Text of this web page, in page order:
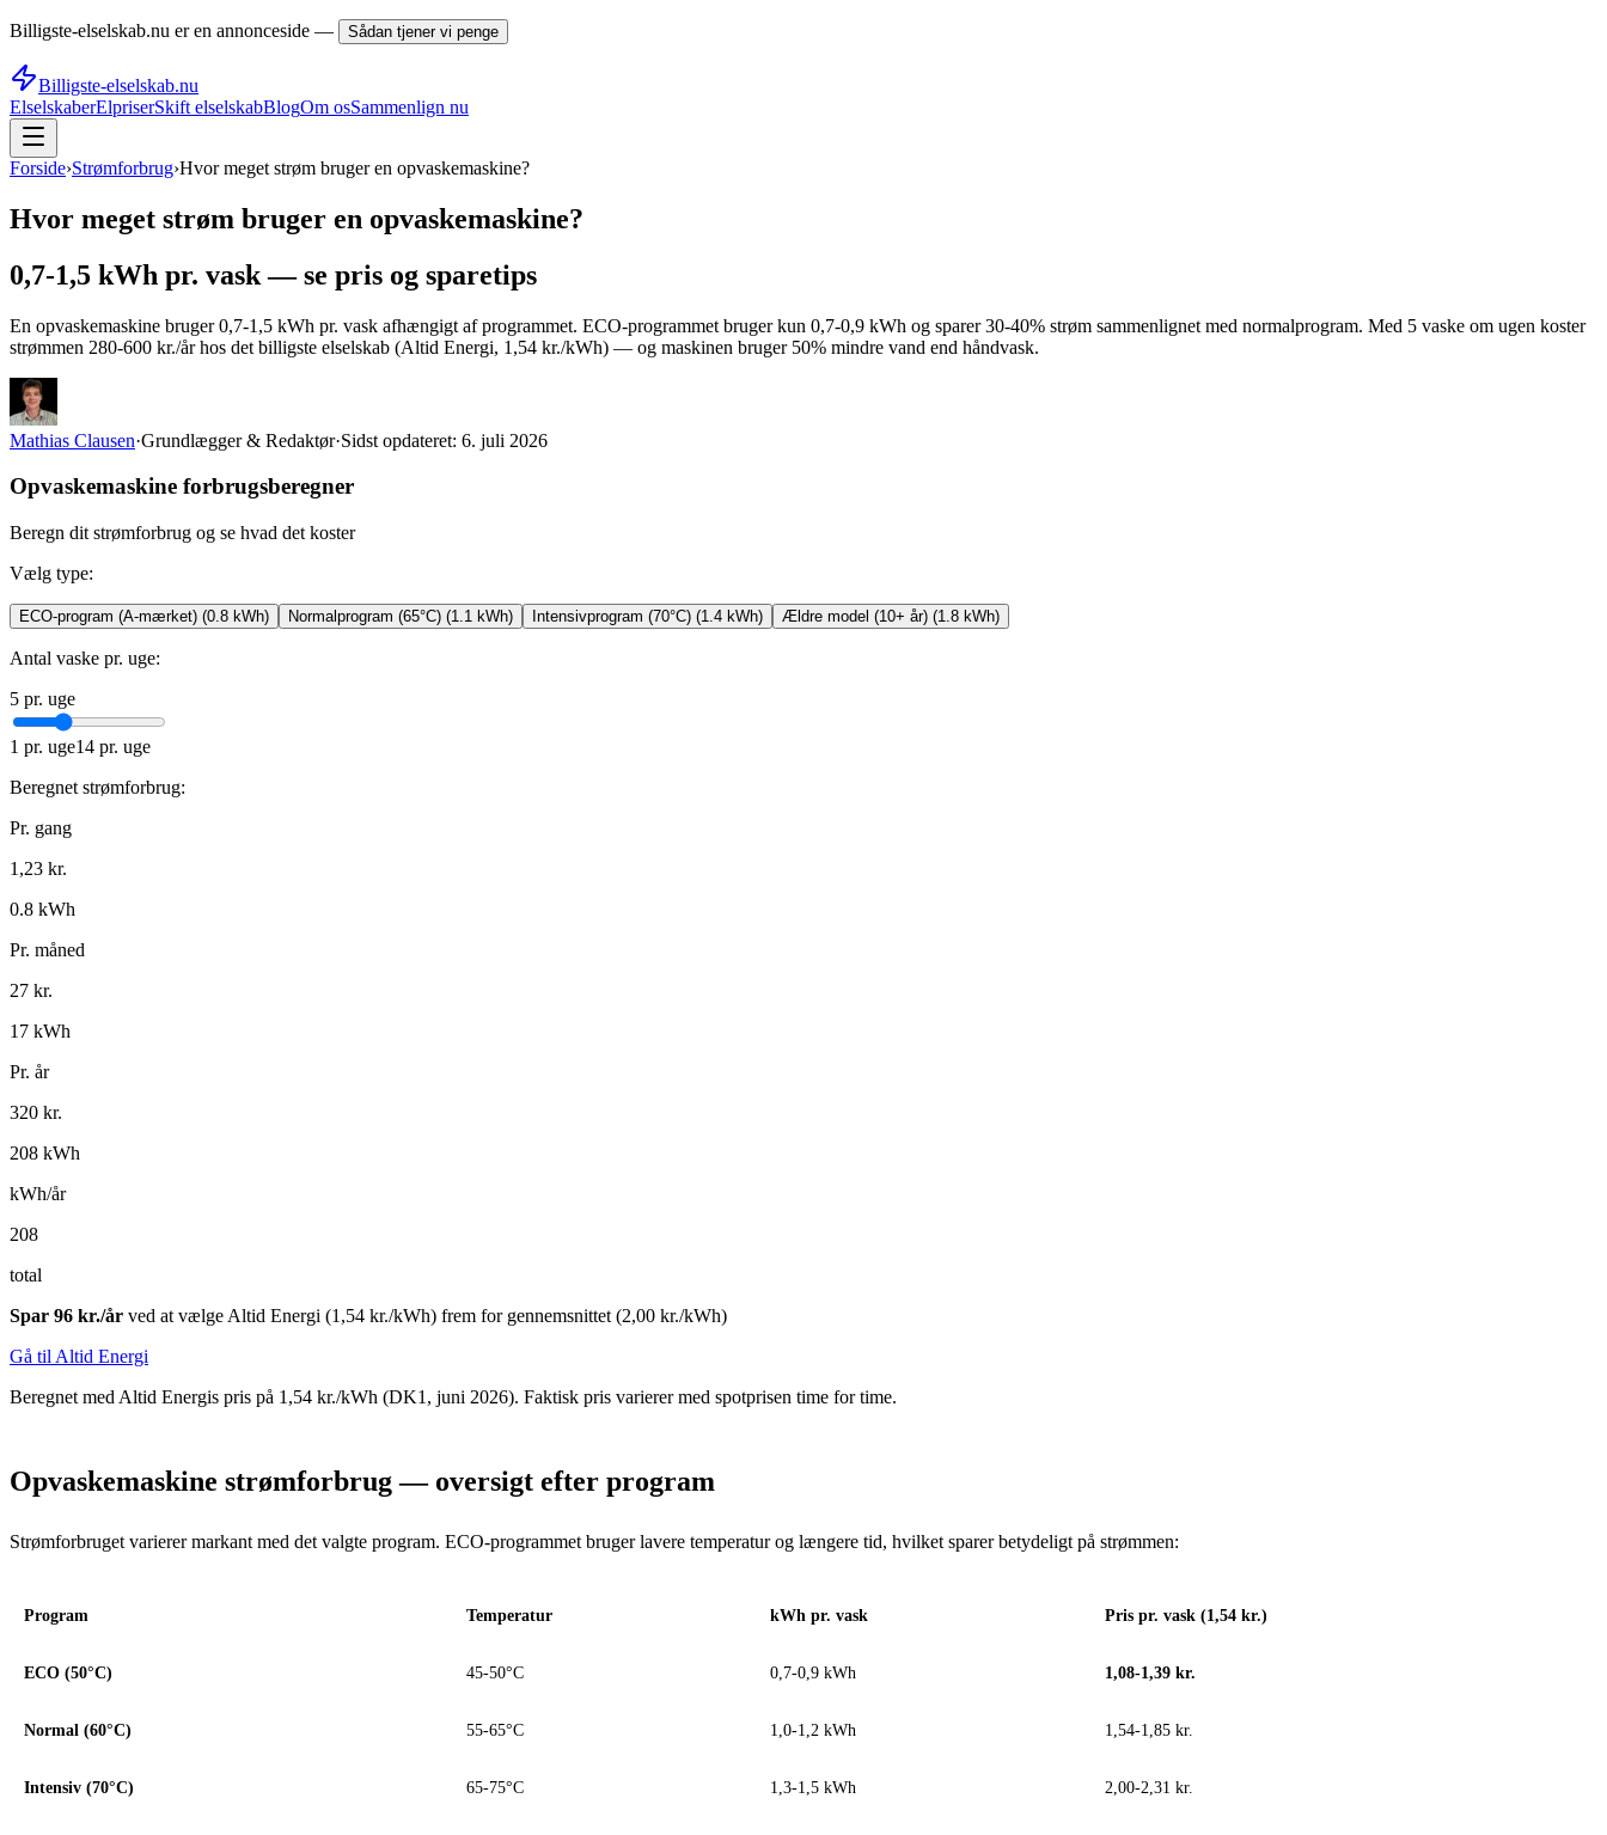
Billigste-elselskab.nu er en annonceside — Sådan tjener vi penge
Billigste-elselskab.nu
ElselskaberElpriserSkift elselskabBlogOm osSammenlign nu
Forside›Strømforbrug›Hvor meget strøm bruger en opvaskemaskine?
Hvor meget strøm bruger en opvaskemaskine?
0,7-1,5 kWh pr. vask — se pris og sparetips
En opvaskemaskine bruger 0,7-1,5 kWh pr. vask afhængigt af programmet. ECO-programmet bruger kun 0,7-0,9 kWh og sparer 30-40% strøm sammenlignet med normalprogram. Med 5 vaske om ugen koster
strømmen 280-600 kr./år hos det billigste elselskab (Altid Energi, 1,54 kr./kWh) — og maskinen bruger 50% mindre vand end håndvask.
Mathias Clausen·Grundlægger & Redaktør·Sidst opdateret: 6. juli 2026
Opvaskemaskine forbrugsberegner
Beregn dit strømforbrug og se hvad det koster
Vælg type:
ECO-program (A-mærket) (0.8 kWh) Normalprogram (65°C) (1.1 kWh) Intensivprogram (70°C) (1.4 kWh) Ældre model (10+ år) (1.8 kWh)
Antal vaske pr. uge:
5 pr. uge
1 pr. uge14 pr. uge
Beregnet strømforbrug:
Pr. gang
1,23 kr.
0.8 kWh
Pr. måned
27 kr.
17 kWh
Pr. år
320 kr.
208 kWh
kWh/år
208
total
Spar 96 kr./år ved at vælge Altid Energi (1,54 kr./kWh) frem for gennemsnittet (2,00 kr./kWh)
Gå til Altid Energi
Beregnet med Altid Energis pris på 1,54 kr./kWh (DK1, juni 2026). Faktisk pris varierer med spotprisen time for time.
Opvaskemaskine strømforbrug — oversigt efter program
Strømforbruget varierer markant med det valgte program. ECO-programmet bruger lavere temperatur og længere tid, hvilket sparer betydeligt på strømmen:
Program Temperatur kWh pr. vask Pris pr. vask (1,54 kr.)
ECO (50°C) 45-50°C 0,7-0,9 kWh 1,08-1,39 kr.
Normal (60°C) 55-65°C 1,0-1,2 kWh 1,54-1,85 kr.
Intensiv (70°C) 65-75°C 1,3-1,5 kWh 2,00-2,31 kr.